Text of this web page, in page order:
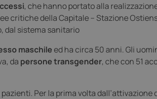
, che hanno portato alla
critiche della Capitale – Stazione
dal sistema sanitario
maschileed ha circa 50 anni. Gli
da persone transgender, che con 51
Per la prima volta dall’attivazione